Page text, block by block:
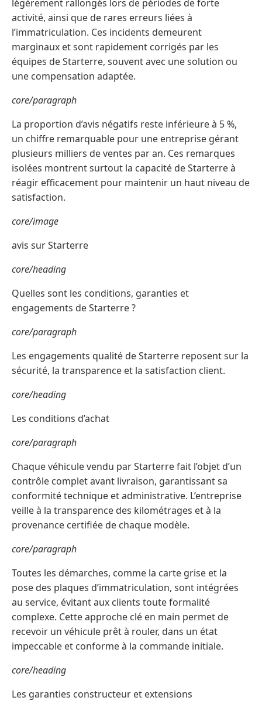
légèrement rallongés lors de périodes de forte
activité, ainsi que de rares erreurs liées à
l’immatriculation. Ces incidents demeurent
marginaux et sont rapidement corrigés par les
équipes de Starterre, souvent avec une solution ou
une compensation adaptée.
core/paragraph
La proportion d’avis négatifs reste inférieure à 5 %,
un chiffre remarquable pour une entreprise gérant
plusieurs milliers de ventes par an. Ces remarques
isolées montrent surtout la capacité de Starterre à
réagir efficacement pour maintenir un haut niveau de
satisfaction.
core/image
avis sur Starterre
core/heading
Quelles sont les conditions, garanties et
engagements de Starterre ?
core/paragraph
Les engagements qualité de Starterre reposent sur la
sécurité, la transparence et la satisfaction client.
core/heading
Les conditions d’achat
core/paragraph
Chaque véhicule vendu par Starterre fait l’objet d’un
contrôle complet avant livraison, garantissant sa
conformité technique et administrative. L’entreprise
veille à la transparence des kilométrages et à la
provenance certifiée de chaque modèle.
core/paragraph
Toutes les démarches, comme la carte grise et la
pose des plaques d’immatriculation, sont intégrées
au service, évitant aux clients toute formalité
complexe. Cette approche clé en main permet de
recevoir un véhicule prêt à rouler, dans un état
impeccable et conforme à la commande initiale.
core/heading
Les garanties constructeur et extensions